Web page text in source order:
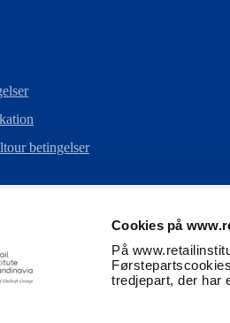
Cookies på
På
tredjepart, der har
betingelser
medlem i Ebeltoft Group – et globalt